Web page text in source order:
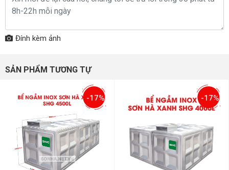
Đính kèm ảnh
SẢN PHẨM TƯƠNG TỰ
-17% -17%